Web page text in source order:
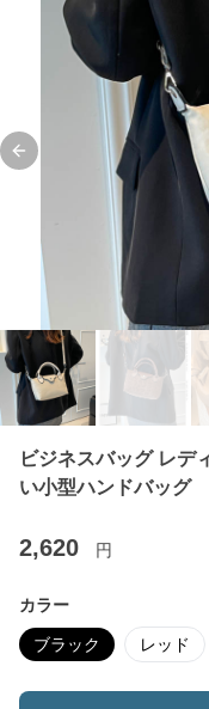
Previous slide
ビジネスバッグ レデ
い小型ハンドバッグ
2,620 円
カラー
ブラック レッド